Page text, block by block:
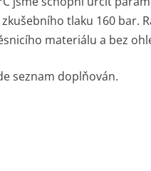
tlaku 160 bar.
materiálu a bez
seznam doplňován.